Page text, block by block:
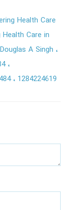
Health Care
Health Care in
Douglas A Singh
1284224619